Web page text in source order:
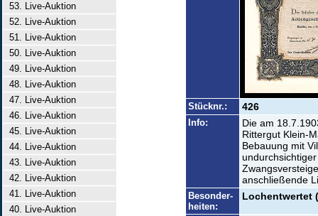
53. Live-Auktion
52. Live-Auktion
51. Live-Auktion
50. Live-Auktion
49. Live-Auktion
48. Live-Auktion
47. Live-Auktion
46. Live-Auktion
45. Live-Auktion
44. Live-Auktion
43. Live-Auktion
42. Live-Auktion
41. Live-Auktion
40. Live-Auktion
Stücknr.: 426
Info:
Die am
Rittergut Klein-
Bebauung mit
anschließende
Besonder-
heiten:
Lochentwertet